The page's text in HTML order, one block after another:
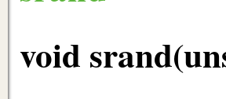
void